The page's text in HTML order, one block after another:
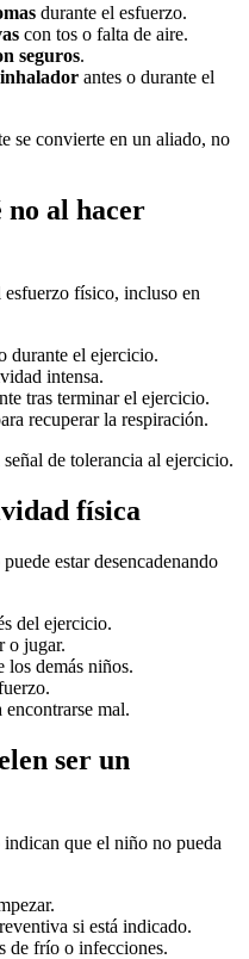
durante el esfuerzo.
con tos o falta de aire.
seguros.
antes o durante el
se convierte en un aliado, no
no al hacer
físico, incluso en
durante el ejercicio.
intensa.
tras terminar el ejercicio.
recuperar la respiración.
de tolerancia al ejercicio.
física
estar desencadenando
del ejercicio.
o jugar.
los demás niños.
encontrarse mal.
ser un
que el niño no pueda
si está indicado.
de frío o infecciones.